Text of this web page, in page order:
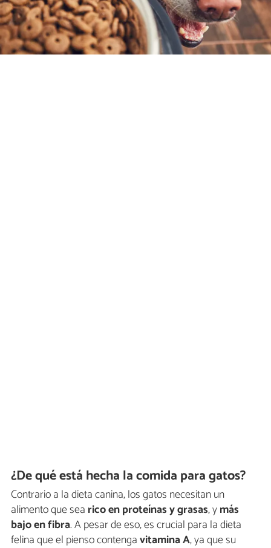
¿De qué está hecha la comida para gatos?
Contrario a la dieta canina, los gatos necesitan un
alimento que sea rico en proteínas y grasas, ymás
bajo en fibra. A pesar de eso, es crucial para la dieta
felina que el pienso contengavitamina A, ya que su